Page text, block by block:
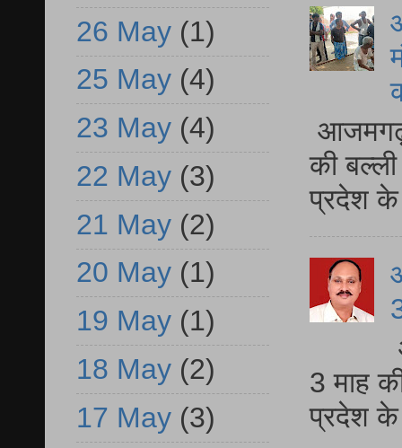
आजमगढ़
की
प्रदेश
3 माह
प्रदेश
26 May (1)
25 May (4)
23 May (4)
22 May (3)
21 May (2)
20 May (1)
19 May (1)
18 May (2)
17 May (3)